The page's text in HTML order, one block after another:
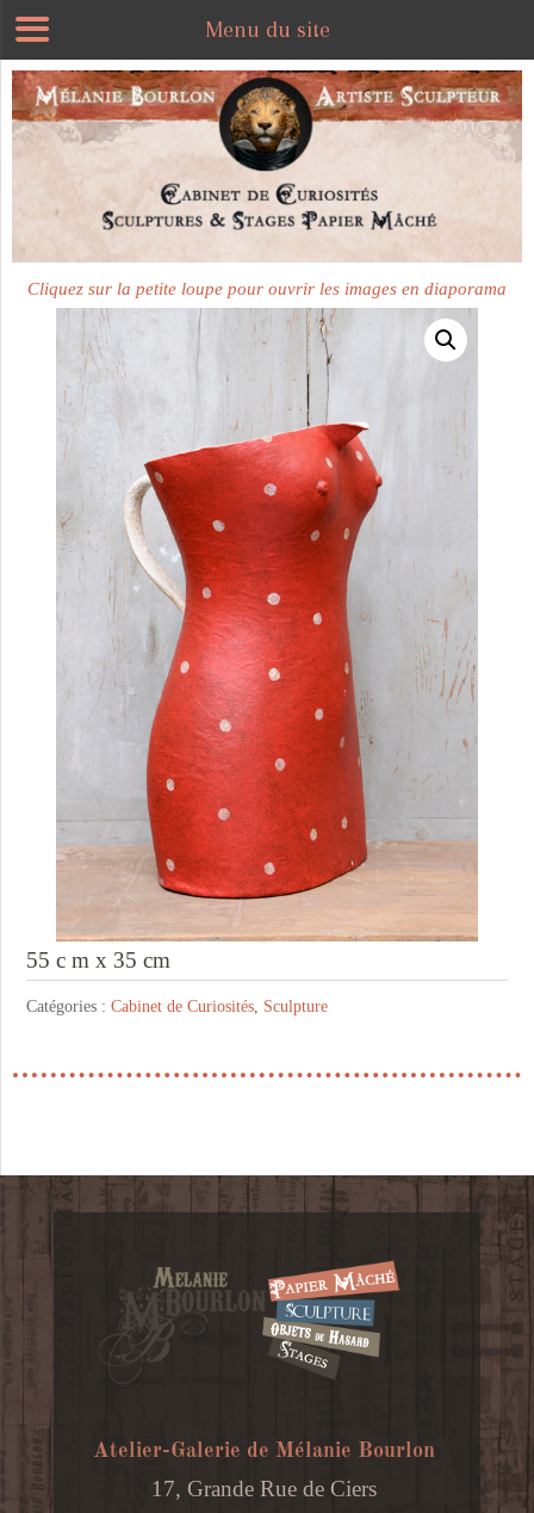
Plus disponible
Cliquez sur la petite loupe pour ouvrir les images en diaporama
55 c m x 35 cm
Catégories :Cabinet de Curiosités Sculpture
Atelier-Galerie de Mélanie Bourlon
17, Grande Rue de Ciers
Menu du site